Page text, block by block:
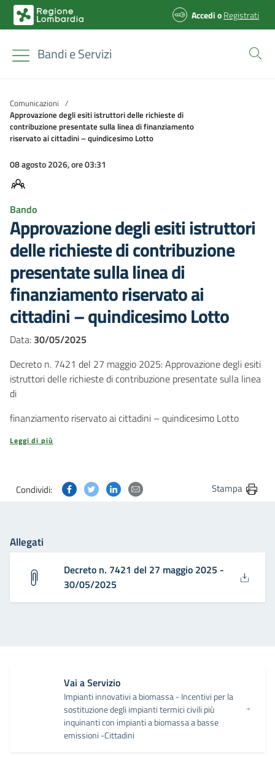
AccedioRegistrati
Bandi e Servizi
Comunicazioni /
Approvazione degli esiti istruttori delle richieste di
contribuzione presentate sulla linea di finanziamento
riservato ai cittadini – quindicesimo Lotto
08 agosto 2026, ore 03:31
Bando
Approvazione degli esiti istruttori
delle richieste di contribuzione
presentate sulla linea di
finanziamento riservato ai
cittadini – quindicesimo Lotto
Data: 30/05/2025
Decreto n. 7421 del 27 maggio 2025: Approvazione degli esiti
istruttori delle richieste di contribuzione presentate sulla linea
di
finanziamento riservato ai cittadini – quindicesimo Lotto
Leggi di più
Condividi: Condividi questa pagina su Facebook
Condividi questa pagina su Twitter
Condividi questa pagina su Linkedin
Condividi questa pagina via
Stampa
Allegati
Decreto n. 7421 del 27 maggio 2025 -
30/05/2025
Vai a Servizio
Impianti innovativi a biomassa - Incentivi per la
sostituzione degli impianti termici civili più
inquinanti con impianti a biomassa a basse
emissioni -Cittadini